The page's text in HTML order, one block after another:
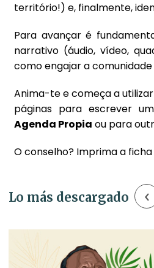
território!) e, finalmente,
Para avançar é
narrativo (áudio, vídeo,
como engajar a
Anima-te e começa a
páginas para escrever
Agenda Propia ou para
O conselho? Imprima a
Lo más descargado ‹